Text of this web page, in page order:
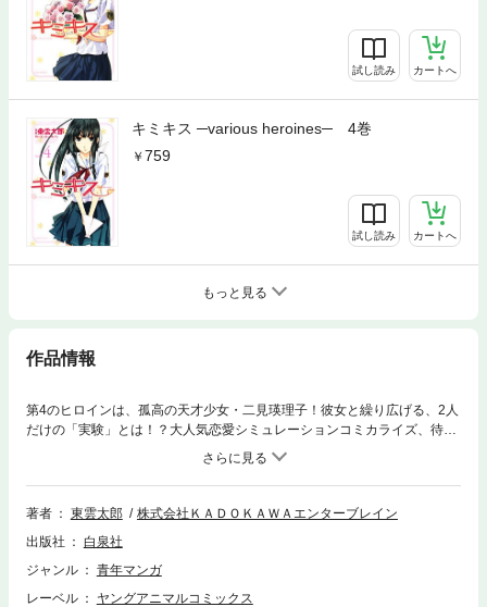
試し読み カートへ
キミキス ─various heroines─ 4巻
759
試し読み カートへ
もっと見る
作品情報
第4のヒロインは、孤高の天才少女・二見瑛理子！彼女と繰り広げる、2人
だけの「実験」とは！？大人気恋愛シミュレーションコミカライズ、待望
著者 東雲太郎
株式会社ＫＡＤＯＫＡＷＡエンターブレイン
出版社
白泉社
ジャンル
青年マンガ
レーベル
ヤングアニマルコミックス